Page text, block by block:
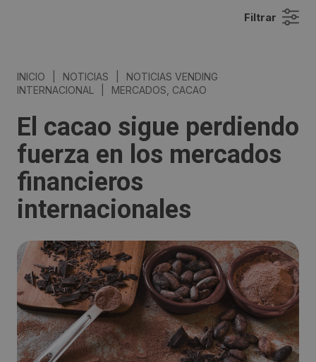
Filtrar
INICIO NOTICIAS
NOTICIAS VENDING
INTERNACIONAL
MERCADOS, CACAO
El cacao sigue perdiendo
fuerza en los mercados
financieros
internacionales